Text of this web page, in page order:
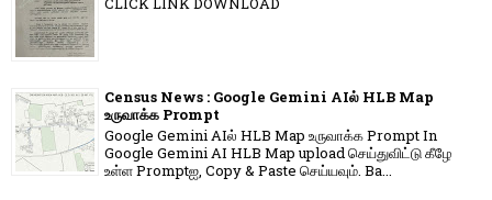
Census News : Google Gemini AIல் HLB Map
உருவாக்க Prompt
Google Gemini AIல் HLB Map உருவாக்க Prompt In
Google Gemini AI HLB Map upload செய்துவிட்டு கீழே
உள்ள Promptஐ, Copy & Paste செய்யவும். Ba...